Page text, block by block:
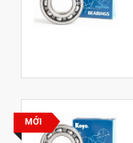
MỚI